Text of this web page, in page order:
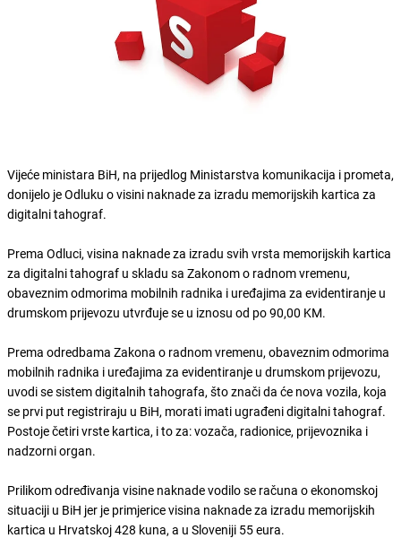
Vijeće ministara BiH, na prijedlog Ministarstva komunikacija i prometa,
donijelo je Odluku o visini naknade za izradu memorijskih kartica za
digitalni tahograf.
Prema Odluci, visina naknade za izradu svih vrsta memorijskih kartica
za digitalni tahograf u skladu sa Zakonom o radnom vremenu,
obaveznim odmorima mobilnih radnika i uređajima za evidentiranje u
drumskom prijevozu utvrđuje se u iznosu od po 90,00 KM.
Prema odredbama Zakona o radnom vremenu, obaveznim odmorima
mobilnih radnika i uređajima za evidentiranje u drumskom prijevozu,
uvodi se sistem digitalnih tahografa, što znači da će nova vozila, koja
se prvi put registriraju u BiH, morati imati ugrađeni digitalni tahograf.
Postoje četiri vrste kartica, i to za: vozača, radionice, prijevoznika i
nadzorni organ.
Prilikom određivanja visine naknade vodilo se računa o ekonomskoj
situaciji u BiH jer je primjerice visina naknade za izradu memorijskih
kartica u Hrvatskoj 428 kuna, a u Sloveniji 55 eura.